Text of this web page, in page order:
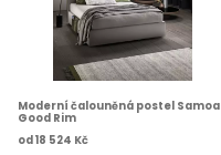
Moderní čalouněná postel Samoa
Good Rim
od 18 524 Kč